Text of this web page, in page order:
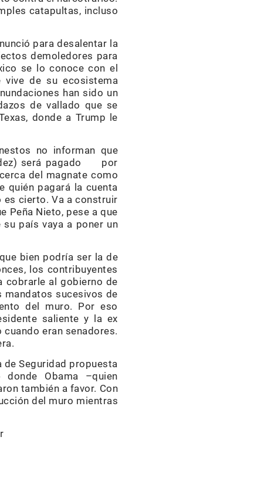
catapultas, incluso
para desalentar la
demoledores para
se lo conoce con el
vive de su ecosistema
han sido un
de vallado que se
donde a Trump le
no informan que
será pagado por
del magnate como
quién pagará la cuenta
es cierto. Va a construir
Peña Nieto, pese a que
país vaya a poner un
bien podría ser la de
los contribuyentes
cobrarle al gobierno de
mandatos sucesivos de
del muro. Por eso
saliente y la ex
eran senadores.
de Seguridad propuesta
Obama –quien
también a favor. Con
del muro mientras